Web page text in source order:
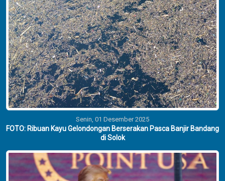
Senin, 01 Desember 2025
FOTO: Ribuan Kayu Gelondongan Berserakan Pasca Banjir Bandang
di Solok